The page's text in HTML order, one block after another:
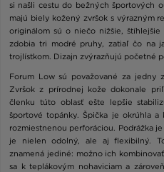
si našli cestu do bežných športových
majú biely kožený zvršok s výrazným
originálom sú o niečo nižšie,
zdobia tri modré pruhy, zatiaľ čo na
trojlístkom. Dizajn zvýrazňujú početné
Forum Low sú považované za jedny
Zvršok z prírodnej kože dokonale
členku túto oblasť ešte lepšie
športové topánky. Špička je okrúhla
rozmiestnenou perforáciou. Podrážka
je nielen odolný, ale aj flexibilný.
znamená jediné: možno ich
sa k teplákovým nohaviciam a